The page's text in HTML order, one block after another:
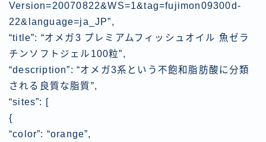
Version=20070822&WS=1&tag=fujimon09300d-
22&language=ja_JP”,
“title”: “オメガ3 プレミアムフィッシュオイル 魚ゼラ
チンソフトジェル100粒”,
“description”: “オメガ3系という不飽和脂肪酸に分類
される良質な脂質”,
“sites”: [
{
“color”: “orange”,